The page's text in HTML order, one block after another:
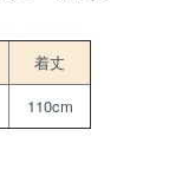
着丈
110cm